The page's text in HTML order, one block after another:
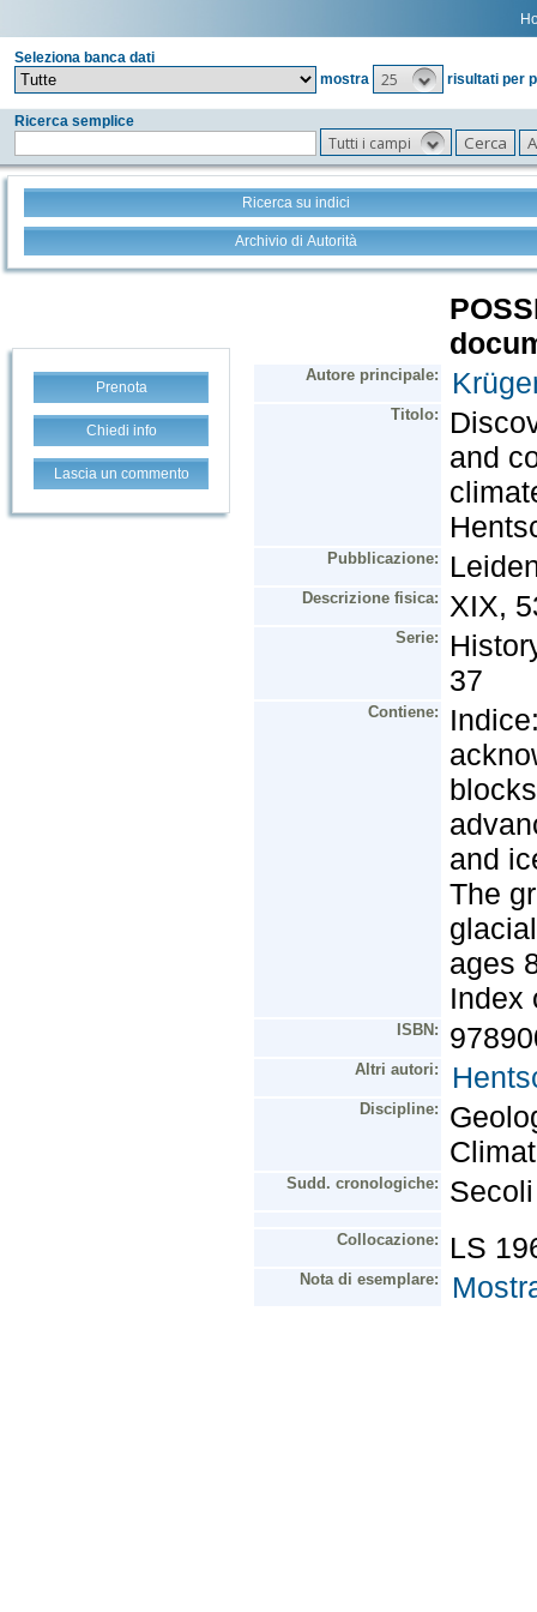
Seleziona banca dati
mostra
25 risultati per
Ricerca semplice
Tutti i campi
Ricerca su indici
Archivio di Autorità
Prenota
Chiedi info
Lascia un commento